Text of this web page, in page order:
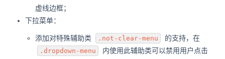
虚线边框；
下拉菜单：
添加对特殊辅助类 .not-clear-menu
的支持，在
.dropdown-menu
内使用此辅助类可以禁用用户点击